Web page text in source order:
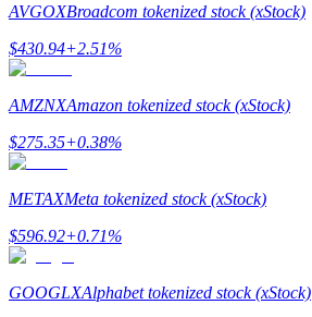
AVGOXBroadcom tokenized stock (xStock)
$430.94+2.51%
AMZNXAmazon tokenized stock (xStock)
$275.35+0.38%
METAXMeta tokenized stock (xStock)
$596.92+0.71%
GOOGLXAlphabet tokenized stock (xStock)